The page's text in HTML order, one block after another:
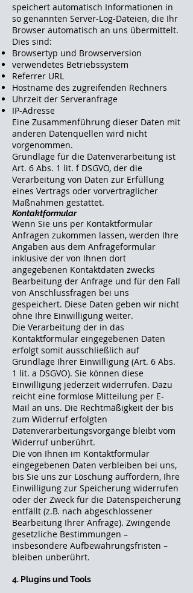
speichert automatisch Informationen in
so genannten Server-Log-Dateien, die Ihr
Browser automatisch an uns übermittelt.
Dies sind:
Browsertyp und Browserversion
verwendetes Betriebssystem
Referrer URL
Hostname des zugreifenden Rechners
Uhrzeit der Serveranfrage
IP-Adresse
Eine Zusammenführung dieser Daten mit
anderen Datenquellen wird nicht
vorgenommen.
Grundlage für die Datenverarbeitung ist
Art. 6 Abs. 1 lit. f DSGVO, der die
Verarbeitung von Daten zur Erfüllung
eines Vertrags oder vorvertraglicher
Maßnahmen gestattet.
Kontaktformular
Wenn Sie uns per Kontaktformular
Anfragen zukommen lassen, werden Ihre
Angaben aus dem Anfrageformular
inklusive der von Ihnen dort
angegebenen Kontaktdaten zwecks
Bearbeitung der Anfrage und für den Fall
von Anschlussfragen bei uns
gespeichert. Diese Daten geben wir nicht
ohne Ihre Einwilligung weiter.
Die Verarbeitung der in das
Kontaktformular eingegebenen Daten
erfolgt somit ausschließlich auf
Grundlage Ihrer Einwilligung (Art. 6 Abs.
1 lit. a DSGVO). Sie können diese
Einwilligung jederzeit widerrufen. Dazu
reicht eine formlose Mitteilung per E-
Mail an uns. Die Rechtmäßigkeit der bis
zum Widerruf erfolgten
Datenverarbeitungsvorgänge bleibt vom
Widerruf unberührt.
Die von Ihnen im Kontaktformular
eingegebenen Daten verbleiben bei uns,
bis Sie uns zur Löschung auffordern, Ihre
Einwilligung zur Speicherung widerrufen
oder der Zweck für die Datenspeicherung
entfällt (z.B. nach abgeschlossener
Bearbeitung Ihrer Anfrage). Zwingende
gesetzliche Bestimmungen –
insbesondere Aufbewahrungsfristen –
bleiben unberührt.
4. Plugins und Tools